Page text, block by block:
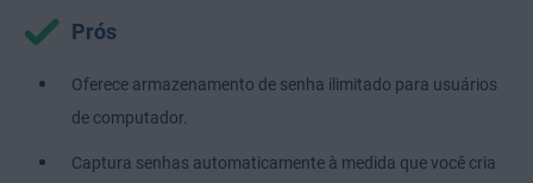
Prós
Oferece armazenamento de senha ilimitado para usuários
de computador.
Captura senhas automaticamente à medida que você cria